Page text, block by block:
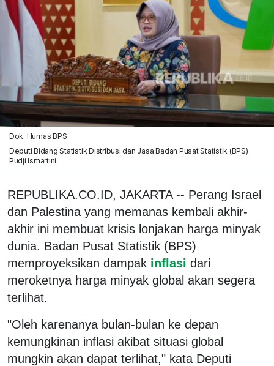
Dok. Humas BPS
Deputi Bidang Statistik Distribusi dan Jasa Badan Pusat Statistik (BPS)
Pudji Ismartini.
REPUBLIKA.CO.ID, JAKARTA -- Perang Israel
dan Palestina yang memanas kembali akhir-
akhir ini membuat krisis lonjakan harga minyak
dunia. Badan Pusat Statistik (BPS)
memproyeksikan dampak inflasi dari
meroketnya harga minyak global akan segera
terlihat.
"Oleh karenanya bulan-bulan ke depan
kemungkinan inflasi akibat situasi global
mungkin akan dapat terlihat," kata Deputi